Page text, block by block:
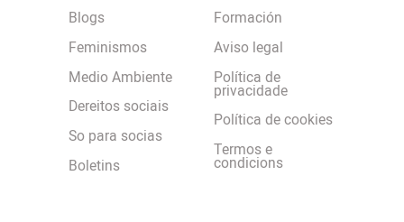
Blogs
Feminismos
Medio Ambiente
Dereitos sociais
So para socias
Boletins
Formación
Aviso legal
Política de
privacidade
Política de cookies
Termos e
condicions